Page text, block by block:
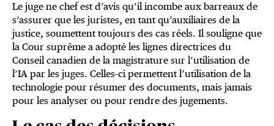
Le juge ne chef est d’avis qu’il incombe aux barreaux de
s’assurer que les juristes, en tant qu’auxiliaires de la
justice, soumettent toujours des cas réels. Il souligne que
la Cour suprême a adopté les lignes directrices du
Conseil canadien de la magistrature sur l’utilisation de
l’IA par les juges. Celles-ci permettent l’utilisation de la
technologie pour résumer des documents, mais jamais
pour les analyser ou pour rendre des jugements.